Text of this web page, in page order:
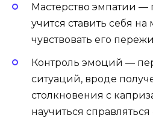
Мастерство эмпатии —
учится ставить себя на
чувствовать его
Контроль эмоций —
ситуаций, вроде
столкновения с
научиться